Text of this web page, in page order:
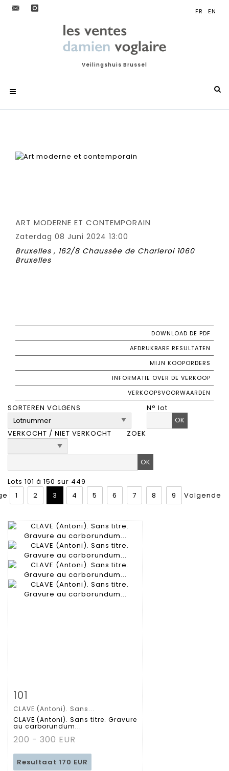
Veilingshuis Brussel
ART MODERNE ET CONTEMPORAIN
Zaterdag 08 Juni 2024 13:00
Bruxelles , 162/8 Chaussée de Charleroi 1060
Bruxelles
DOWNLOAD DE PDF
AFDRUKBARE RESULTATEN
MIJN KOOPORDERS
INFORMATIE OVER DE VERKOOP
VERKOOPSVOORWAARDEN
SORTEREN VOLGENS
N° lot
OK
VERKOCHT / NIET VERKOCHT
ZOEK
Lots 101 à 150 sur 449
1 2 3 4 5 6 7 8 9 Volgende
Gedetailleerde
fiche
101
CLAVE (Antoni). Sans...
CLAVE (Antoni). Sans titre. Gravure
au carborundum...
200 - 300 EUR
Resultaat 170 EUR